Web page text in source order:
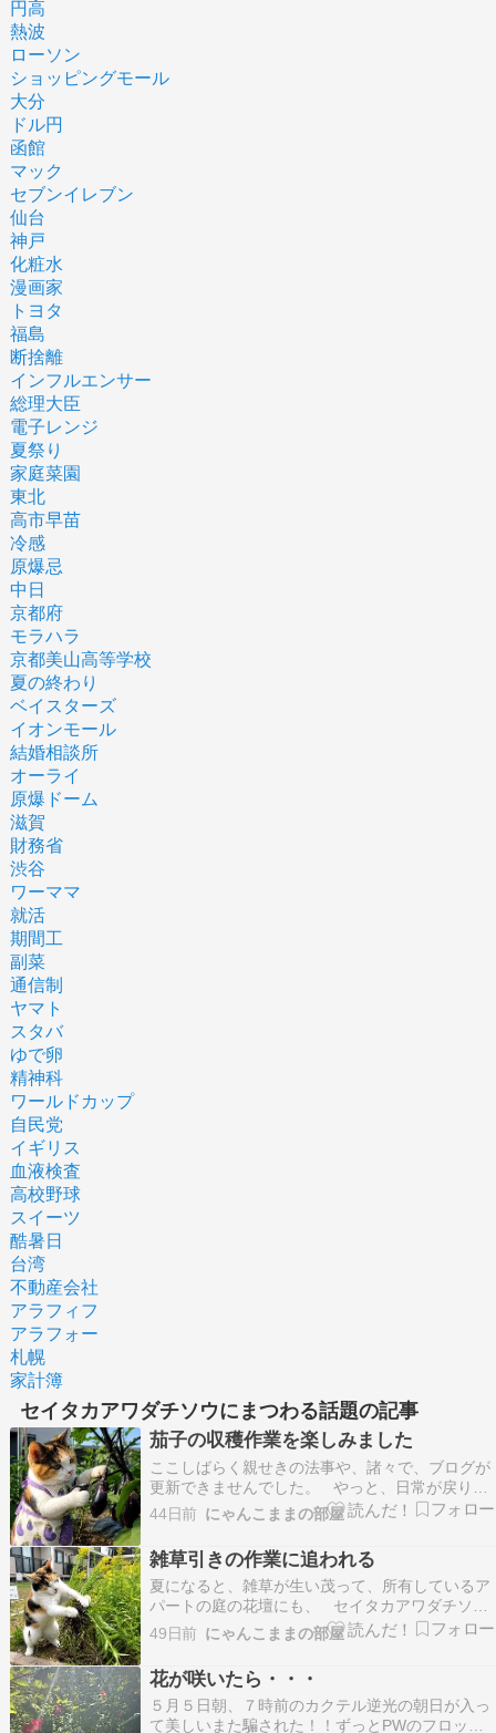
円高
熱波
ローソン
ショッピングモール
大分
ドル円
函館
マック
セブンイレブン
仙台
神戸
化粧水
漫画家
トヨタ
福島
断捨離
インフルエンサー
総理大臣
電子レンジ
夏祭り
家庭菜園
東北
高市早苗
冷感
原爆忌
中日
京都府
モラハラ
京都美山高等学校
夏の終わり
ベイスターズ
イオンモール
結婚相談所
オーライ
原爆ドーム
滋賀
財務省
渋谷
ワーママ
就活
期間工
副菜
通信制
ヤマト
スタバ
ゆで卵
精神科
ワールドカップ
自民党
イギリス
血液検査
高校野球
スイーツ
酷暑日
台湾
不動産会社
アラフィフ
アラフォー
札幌
家計簿
セイタカアワダチソウにまつわる話題の記事
茄子の収穫作業を楽しみました
ここしばらく親せきの法事や、諸々で、ブログが
更新できませんでした。 やっと、日常が戻り、
今日は畑で収穫作業をして、無人販売に出しまし
た。 心の中で、かわいいミケ猫を登場させて、
いっしょにナスの収穫を楽しみました。 茄
子を収穫するかわいい三毛猫 …
44日前 にゃんこままの部屋
雑草引きの作業に追われる
夏になると、雑草が生い茂って、所有しているア
パートの庭の花壇にも、 セイタカアワダチソウ
などの雑草が増えてきます。 早朝にゴミ出しを
したあとは、草引きの作業に追われています。
心の中で、可愛い三毛猫を登場させて、いっしょ
に雑草引き抜き作業を頑張りました。 …
49日前 にゃんこままの部屋
花が咲いたら・・・
５月５日朝、７時前のカクテル逆光の朝日が入っ
て美しいまた騙された！！ずっとPWのフロック